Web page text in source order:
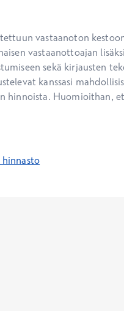
vastaanoton
vastaanottoajan
sekä kirjausten
kanssasi
hinnoista. Huomioithan,
hinnasto